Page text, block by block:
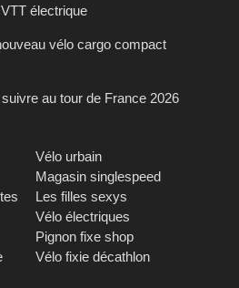
électrique
vélo cargo compact
au tour de France 2026
Vélo urbain
Magasin singlespeed
Les filles sexys
Vélo électriques
Pignon fixe shop
Vélo fixie décathlon